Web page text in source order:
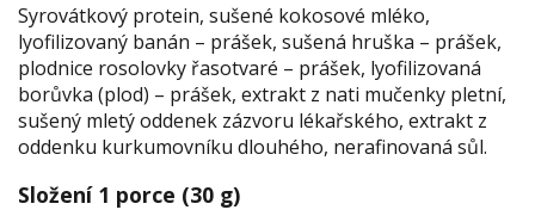
Syrovátkový protein, sušené kokosové mléko,
lyofilizovaný banán – prášek, sušená hruška – prášek,
plodnice rosolovky řasotvaré – prášek, lyofilizovaná
borůvka (plod) – prášek, extrakt z nati mučenky pletní,
sušený mletý oddenek zázvoru lékařského, extrakt z
oddenku kurkumovníku dlouhého, nerafinovaná sůl.
Složení 1 porce (30 g)